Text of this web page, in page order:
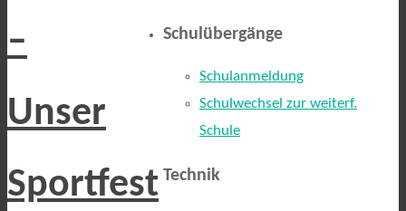
–
Unser
Sportfest
Schulübergänge
Schulanmeldung
Schulwechsel zur weiterf.
Schule
Technik